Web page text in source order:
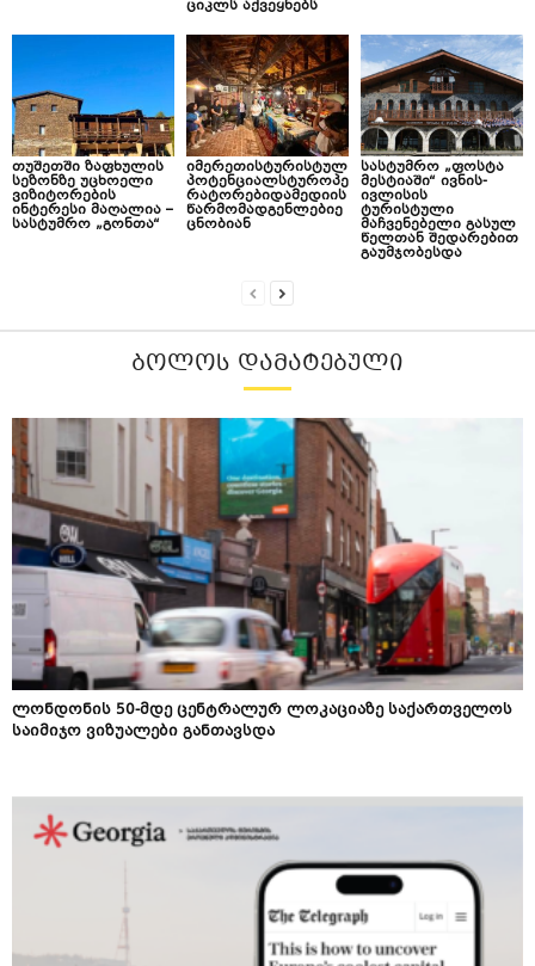
ციკლს აქვეყნებს
თუშეთში ზაფხულის
სეზონზე უცხოელი
ვიზიტორების
ინტერესი მაღალია –
სასტუმრო „გონთა“
იმერეთისტურისტულ
პოტენციალსტუროპე
რატორებიდამედიის
წარმომადგენლებიე
ცნობიან
სასტუმრო „ფოსტა
მესტიაში“ ივნის-
ივლისის
ტურისტული
მაჩვენებელი გასულ
წელთან შედარებით
გაუმჯობესდა
ᲑᲝᲚᲝᲡ ᲓᲐᲛᲐᲢᲔᲑᲣᲚᲘ
ლონდონის 50-მდე ცენტრალურ ლოკაციაზე საქართველოს
საიმიჯო ვიზუალები განთავსდა